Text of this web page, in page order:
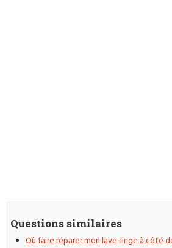
Questions similaires
Où faire réparer mon lave-linge à côté